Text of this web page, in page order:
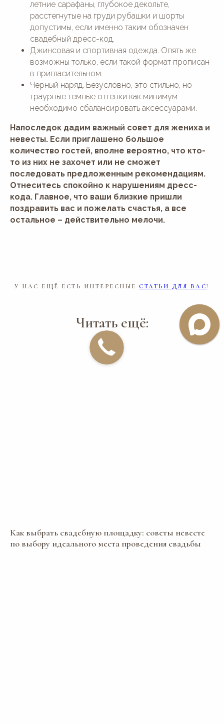
летние сарафаны, глубокое декольте,
расстегнутые на груди рубашки и шорты
допустимы, если именно таким обозначен
свадебный дресс-код.
Джинсовая и спортивная одежда. Опять же
возможны только, если такой формат прописан
в пригласительном.
Черный наряд. Безусловно, это стильно, но
траурные темные оттенки как минимум
необходимо сбалансировать аксессуарами.
Напоследок дадим важный совет для жениха и
невесты. Если приглашено большое
количество гостей, вполне вероятно, что кто-
то из них не захочет или не сможет
последовать предложенным рекомендациям.
Отнеситесь спокойно к нарушениям дресс-
кода. Главное, что ваши близкие пришли
поздравить вас и пожелать счастья, а все
остальное – действительно мелочи.
У НАС ЕЩЁ ЕСТЬ ИНТЕРЕСНЫЕСТАТЬИ ДЛЯ ВАС!
Читать ещё:
Как выбрать свадебную площадку: советы невесте
по выбору идеального места проведения свадьбы